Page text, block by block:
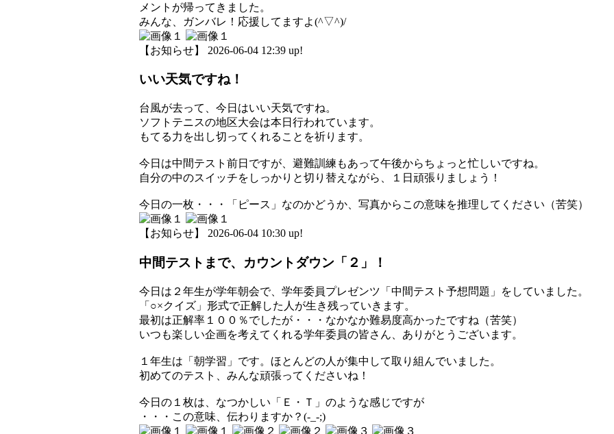
メントが帰ってきました。
みんな、ガンバレ！応援してますよ(^▽^)/
【お知らせ】 2026-06-04 12:39 up!
いい天気ですね！
台風が去って、今日はいい天気ですね。
ソフトテニスの地区大会は本日行われています。
もてる力を出し切ってくれることを祈ります。
今日は中間テスト前日ですが、避難訓練もあって午後からちょっと忙しいですね。
自分の中のスイッチをしっかりと切り替えながら、１日頑張りましょう！
今日の一枚・・・「ピース」なのかどうか、写真からこの意味を推理してください（苦笑）
【お知らせ】 2026-06-04 10:30 up!
中間テストまで、カウントダウン「２」！
今日は２年生が学年朝会で、学年委員プレゼンツ「中間テスト予想問題」をしていました。
「○×クイズ」形式で正解した人が生き残っていきます。
最初は正解率１００％でしたが・・・なかなか難易度高かったですね（苦笑）
いつも楽しい企画を考えてくれる学年委員の皆さん、ありがとうございます。
１年生は「朝学習」です。ほとんどの人が集中して取り組んでいました。
初めてのテスト、みんな頑張ってくださいね！
今日の１枚は、なつかしい「Ｅ・Ｔ」のような感じですが
・・・この意味、伝わりますか？(-_-;)